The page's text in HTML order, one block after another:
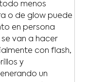
menos
o de glow puede
en persona
van a hacer
con flash,
y
un